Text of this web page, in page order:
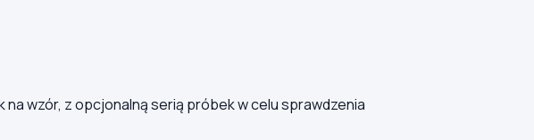
wzór, z opcjonalną serią próbek w celu sprawdzenia